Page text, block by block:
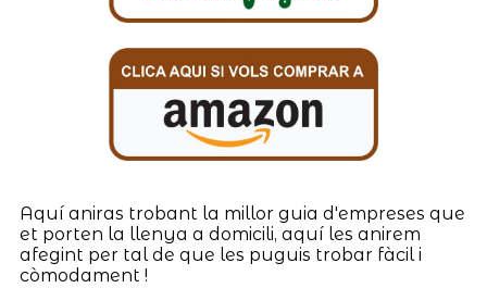
Aquí aniras trobant la millor guia d'empreses que
et porten la llenya a domicili, aquí les anirem
afegint per tal de que les puguis trobar fàcil i
còmodament !